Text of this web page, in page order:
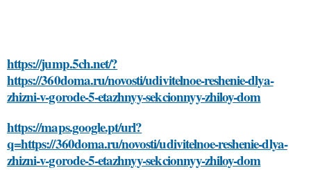
https://jump.5ch.net/?
https://360doma.ru/novosti/udivitelnoe-reshenie-dlya-
zhizni-v-gorode-5-etazhnyy-sekcionnyy-zhiloy-dom
https://maps.google.pt/url?
q=https://360doma.ru/novosti/udivitelnoe-reshenie-dlya-
zhizni-v-gorode-5-etazhnyy-sekcionnyy-zhiloy-dom